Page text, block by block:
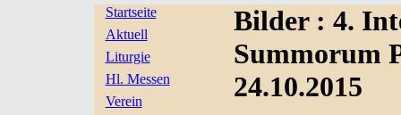
Startseite
Aktuell
Liturgie
Hl. Messen
Verein
Bilder : 4.
Summorum
24.10.2015